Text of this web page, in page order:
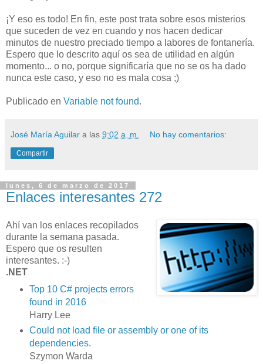
¡Y eso es todo! En fin, este post trata sobre esos misterios
que suceden de vez en cuando y nos hacen dedicar
minutos de nuestro preciado tiempo a labores de fontanería.
Espero que lo descrito aquí os sea de utilidad en algún
momento... o no, porque significaría que no se os ha dado
nunca este caso, y eso no es mala cosa ;)
Publicado en Variable not found.
José María Aguilar a las 9:02 a. m. No hay comentarios:
Compartir
lunes, 6 de marzo de 2017
Enlaces interesantes 272
Ahí van los enlaces recopilados
durante la semana pasada.
Espero que os resulten
interesantes. :-)
.NET
Top 10 C# projects errors
found in 2016
Harry Lee
Could not load file or assembly or one of its
dependencies.
Szymon Warda